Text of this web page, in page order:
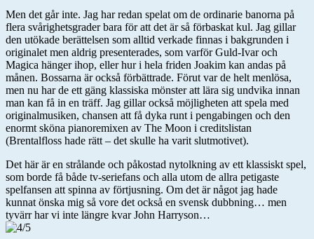
Men det går inte. Jag har redan spelat om de ordinarie banorna på
flera svårighetsgrader bara för att det är så förbaskat kul. Jag gillar
den utökade berättelsen som alltid verkade finnas i bakgrunden i
originalet men aldrig presenterades, som varför Guld-Ivar och
Magica hänger ihop, eller hur i hela friden Joakim kan andas på
månen. Bossarna är också förbättrade. Förut var de helt menlösa,
men nu har de ett gäng klassiska mönster att lära sig undvika innan
man kan få in en träff. Jag gillar också möjligheten att spela med
originalmusiken, chansen att få dyka runt i pengabingen och den
enormt sköna pianoremixen av The Moon i creditslistan
(Brentalfloss hade rätt – det skulle ha varit slutmotivet).
Det här är en strålande och påkostad nytolkning av ett klassiskt spel,
som borde få både tv-seriefans och alla utom de allra petigaste
spelfansen att spinna av förtjusning. Om det är något jag hade
kunnat önska mig så vore det också en svensk dubbning… men
tyvärr har vi inte längre kvar John Harryson…